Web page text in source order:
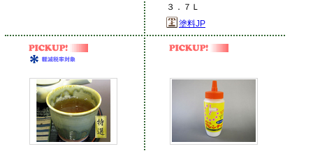
３．７Ｌ
塗料JP